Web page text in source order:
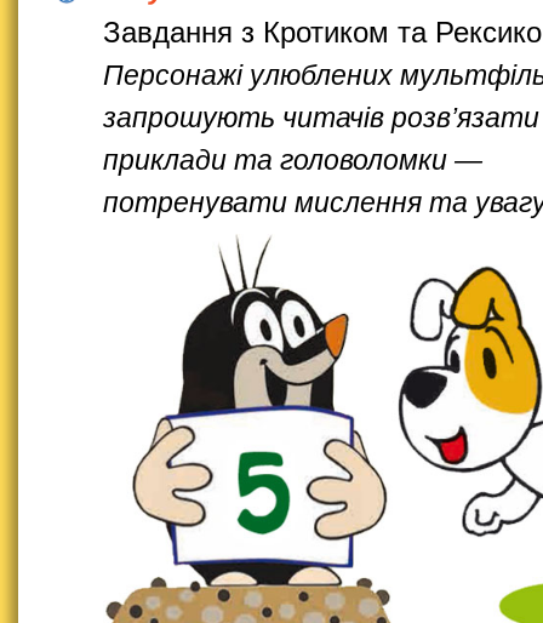
Завдання з Кротиком та
Персонажі улюблених
запрошують читачів розв’язати
приклади та головоломки —
потренувати мислення та